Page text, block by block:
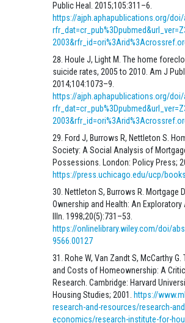
Public Heal. 2015;105:311–6.
https://ajph.aphapublications.org/
Houle J, Light M. The home
suicide rates, 2005 to 2010. Am J
2014;104:1073–9.
https://ajph.aphapublications.org/
Ford J, Burrows R, Nettleton S.
Society: A Social Analysis of
Possessions. London: Policy Press;
https://press.uchicago.edu/ucp/
Nettleton S, Burrows R. Mortgage
Ownership and Health: An Exploratory
Illn. 1998;20(5):731–53.
https://onlinelibrary.wiley.com/doi/
9566.00127
Rohe W, Van Zandt S, McCarthy
and Costs of Homeownership: A
Research. Cambridge: Harvard
Housing Studies; 2001.
https://
research-and-resources/research-
economics/research-institute-for-